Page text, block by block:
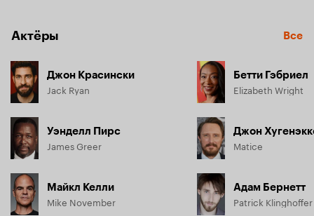
Актёры Все
Джон Красински
Jack Ryan
Уэнделл Пирс
James Greer
Майкл Келли
Mike November
Бетти Гэбриел
Elizabeth Wright
Джон
Matice
Адам Бернетт
Patrick Klinghoffer